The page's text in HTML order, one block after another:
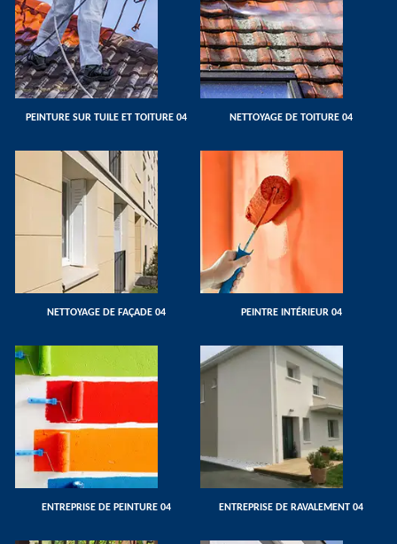
PEINTURE SUR TUILE ET TOITURE 04 NETTOYAGE DE TOITURE 04
NETTOYAGE DE FAÇADE 04 PEINTRE INTÉRIEUR 04
ENTREPRISE DE PEINTURE 04 ENTREPRISE DE RAVALEMENT 04